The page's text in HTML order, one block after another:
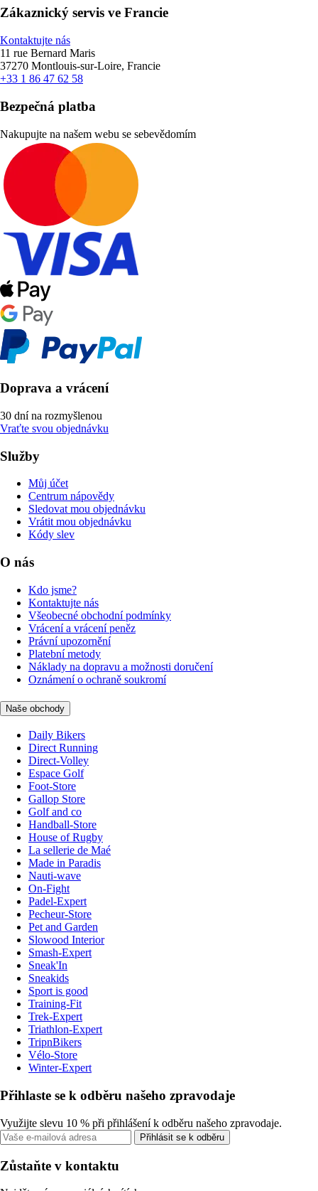
Zákaznický servis ve Francie
Kontaktujte nás
11 rue Bernard Maris
37270 Montlouis-sur-Loire, Francie
+33 1 86 47 62 58
Bezpečná platba
Nakupujte na našem webu se sebevědomím
Doprava a vrácení
30 dní na rozmyšlenou
Vraťte svou objednávku
Služby
Můj účet
Centrum nápovědy
Sledovat mou objednávku
Vrátit mou objednávku
Kódy slev
O nás
Kdo jsme?
Kontaktujte nás
Všeobecné obchodní podmínky
Vrácení a vrácení peněz
Právní upozornění
Platební metody
Náklady na dopravu a možnosti doručení
Oznámení o ochraně soukromí
Naše obchody
Daily Bikers
Direct Running
Direct-Volley
Espace Golf
Foot-Store
Gallop Store
Golf and co
Handball-Store
House of Rugby
La sellerie de Maé
Made in Paradis
Nauti-wave
On-Fight
Padel-Expert
Pecheur-Store
Pet and Garden
Slowood Interior
Smash-Expert
Sneak'In
Sneakids
Sport is good
Training-Fit
Trek-Expert
Triathlon-Expert
TripnBikers
Vélo-Store
Winter-Expert
Přihlaste se k odběru našeho zpravodaje
Využijte slevu 10 % při přihlášení k odběru našeho zpravodaje.
Přihlásit se k odběru
Zůstaňte v kontaktu